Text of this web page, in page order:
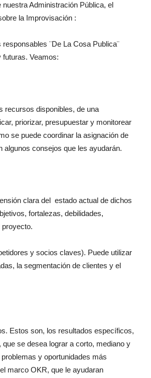
Administración Pública, el
la Improvisación :
¨De La Cosa Publica¨
Veamos:
recursos disponibles, de una
priorizar, presupuestar y monitorear
se puede coordinar la asignación de
algunos consejos que les ayudarán.
clara del estado actual de dichos
fortalezas, debilidades,
y socios claves). Puede utilizar
la segmentación de clientes y el
Estos son, los resultados específicos,
se desea lograr a corto, mediano y
y oportunidades más
marco OKR, que le ayudaran